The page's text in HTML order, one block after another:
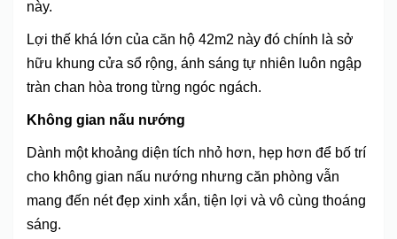
này.
Lợi thế khá lớn của căn hộ 42m2 này đó chính là sở
hữu khung cửa sổ rộng, ánh sáng tự nhiên luôn ngập
tràn chan hòa trong từng ngóc ngách.
Không gian nấu nướng
Dành một khoảng diện tích nhỏ hơn, hẹp hơn để bố trí
cho không gian nấu nướng nhưng căn phòng vẫn
mang đến nét đẹp xinh xắn, tiện lợi và vô cùng thoáng
sáng.